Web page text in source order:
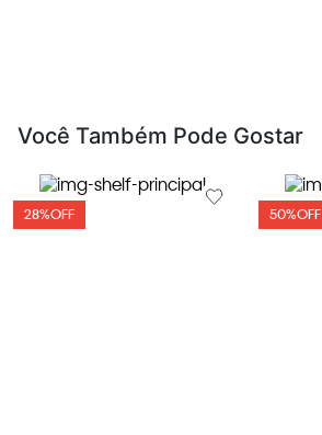
Você Também Pode Gostar
28%OFF 50%OFF